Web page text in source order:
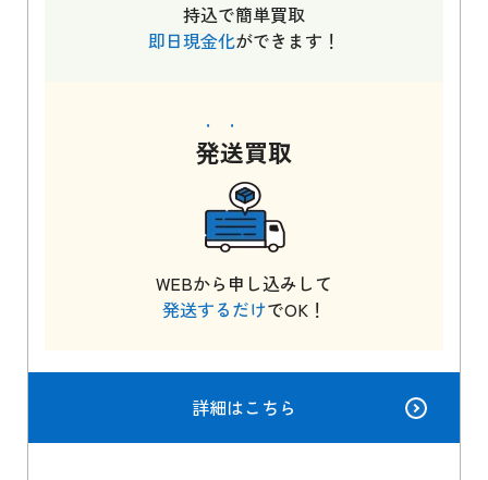
持込で簡単買取
即日現金化ができます！
発送買取
WEBから申し込みして
発送するだけでOK！
詳細はこちら